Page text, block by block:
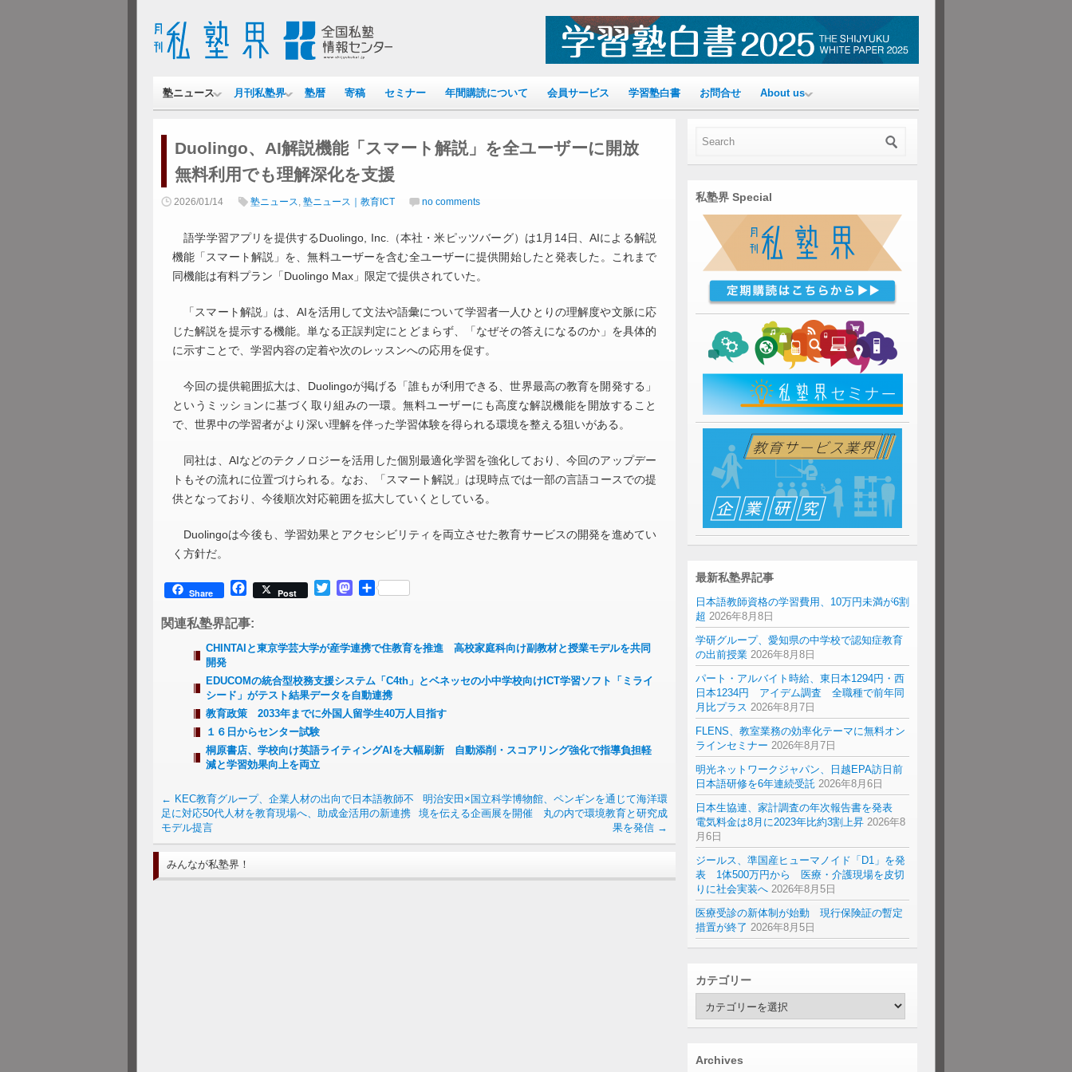
塾ニュース 月刊私塾界 塾暦 寄稿 セミナー 年間購読について 会員サービス 学習塾白書 お問合せ About us
Duolingo、AI解説機能「スマート解説」を全ユーザーに開放
無料利用でも理解深化を支援
2026/01/14 塾ニュース, 塾ニュース｜教育ICT no comments
語学学習アプリを提供するDuolingo, Inc.（本社・米ピッツバーグ）は1月14日、AIによる解説
機能「スマート解説」を、無料ユーザーを含む全ユーザーに提供開始したと発表した。これまで
同機能は有料プラン「Duolingo Max」限定で提供されていた。
「スマート解説」は、AIを活用して文法や語彙について学習者一人ひとりの理解度や文脈に応
じた解説を提示する機能。単なる正誤判定にとどまらず、「なぜその答えになるのか」を具体的
に示すことで、学習内容の定着や次のレッスンへの応用を促す。
今回の提供範囲拡大は、Duolingoが掲げる「誰もが利用できる、世界最高の教育を開発する」
というミッションに基づく取り組みの一環。無料ユーザーにも高度な解説機能を開放すること
で、世界中の学習者がより深い理解を伴った学習体験を得られる環境を整える狙いがある。
同社は、AIなどのテクノロジーを活用した個別最適化学習を強化しており、今回のアップデー
トもその流れに位置づけられる。なお、「スマート解説」は現時点では一部の言語コースでの提
供となっており、今後順次対応範囲を拡大していくとしている。
Duolingoは今後も、学習効果とアクセシビリティを両立させた教育サービスの開発を進めてい
く方針だ。
Share Facebook
Post TwitterMastodon
共
関連私塾界記事:
CHINTAIと東京学芸大学が産学連携で住教育を推進 高校家庭科向け副教材と授業モデルを共同
開発
EDUCOMの統合型校務支援システム「C4th」とベネッセの小中学校向けICT学習ソフト「ミライ
シード」がテスト結果データを自動連携
教育政策 2033年までに外国人留学生40万人目指す
１６日からセンター試験
桐原書店、学校向け英語ライティングAIを大幅刷新 自動添削・スコアリング強化で指導負担軽
減と学習効果向上を両立
← KEC教育グループ、企業人材の出向で日本語教師不
足に対応50代人材を教育現場へ、助成金活用の新連携
モデル提言
明治安田×国立科学博物館、ペンギンを通じて海洋環
境を伝える企画展を開催 丸の内で環境教育と研究成
果を発信 →
みんなが私塾界！
私塾界 Special
最新私塾界記事
日本語教師資格の学習費用、10万円未満が6割
超 2026年8月8日
学研グループ、愛知県の中学校で認知症教育
の出前授業 2026年8月8日
パート・アルバイト時給、東日本1294円・西
日本1234円 アイデム調査 全職種で前年同
月比プラス 2026年8月7日
FLENS、教室業務の効率化テーマに無料オン
ラインセミナー 2026年8月7日
明光ネットワークジャパン、日越EPA訪日前
日本語研修を6年連続受託 2026年8月6日
日本生協連、家計調査の年次報告書を発表
電気料金は8月に2023年比約3割上昇 2026年8
月6日
ジールス、準国産ヒューマノイド「D1」を発
表 1体500万円から 医療・介護現場を皮切
りに社会実装へ 2026年8月5日
医療受診の新体制が始動 現行保険証の暫定
措置が終了 2026年8月5日
カテゴリー
ゴ
ー
Archives